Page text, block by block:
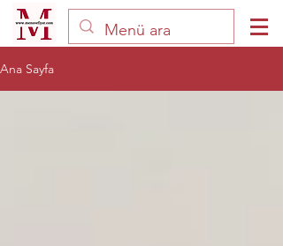
Ana Sayfa